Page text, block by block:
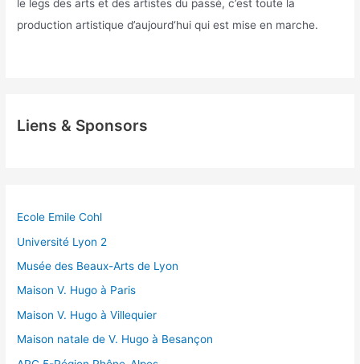
le legs des arts et des artistes du passé, c’est toute la
production artistique d’aujourd‘hui qui est mise en marche.
Liens & Sponsors
Ecole Emile Cohl
Université Lyon 2
Musée des Beaux-Arts de Lyon
Maison V. Hugo à Paris
Maison V. Hugo à Villequier
Maison natale de V. Hugo à Besançon